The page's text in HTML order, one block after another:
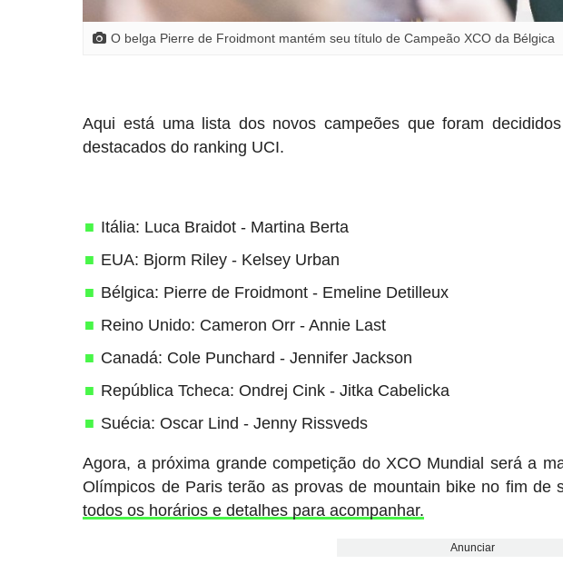
O belga Pierre de Froidmont mantém seu título de Campeão XCO da Bélgica
Aqui está uma lista dos novos campeões que foram
destacados do ranking UCI.
Itália: Luca Braidot - Martina Berta
EUA: Bjorm Riley - Kelsey Urban
Bélgica: Pierre de Froidmont - Emeline Detilleux
Reino Unido: Cameron Orr - Annie Last
Canadá: Cole Punchard - Jennifer Jackson
República Tcheca: Ondrej Cink - Jitka Cabelicka
Suécia: Oscar Lind - Jenny Rissveds
Agora, a próxima grande competição do XCO Mundial será a
Olímpicos de Paris terão as provas de mountain bike no fim de
todos os horários e detalhes para acompanhar.
Anunciar